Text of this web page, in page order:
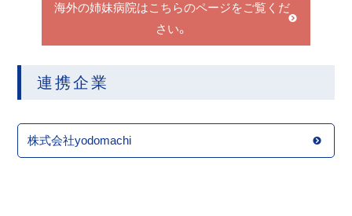
海外の姉妹病院はこちらのページをご覧くだ
さい。
連携企業
株式会社yodomachi